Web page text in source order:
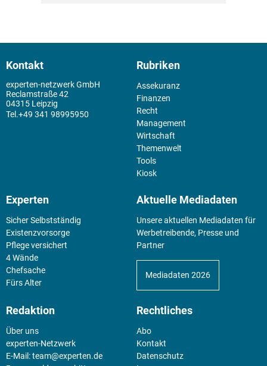
Kontakt
experten-netzwerk GmbH
Reclamstraße 42
04315 Leipzig
+49 341 98995950
Rubriken
Assekuranz
Finanzen
Recht
Management
Wirtschaft
Themenwelt
Tools
Kiosk
Experten
Sicher Selbstständig
Existenz­vorsorge
Pflege versichert
4 Wände
Chefsache
Fürs Alter
Aktuelle Mediadaten
Unsere aktuellen Mediadaten für
Werbetreibende, Presse und
Partner
Mediadaten 2026
Redaktion
Über uns
experten-Netzwerk
E-Mail:team@experten.de
Rechtliches
Abo
Kontakt
Datenschutz